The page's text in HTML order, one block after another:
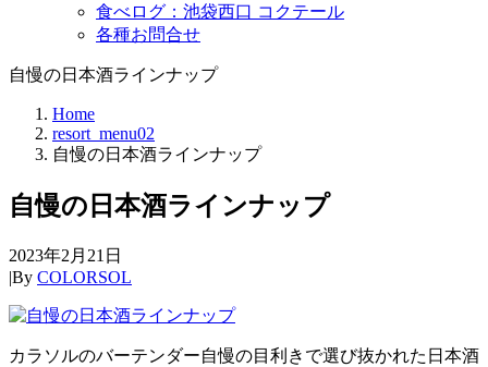
食べログ：池袋西口 コクテール
各種お問合せ
自慢の日本酒ラインナップ
Home
resort_menu02
自慢の日本酒ラインナップ
自慢の日本酒ラインナップ
2023年2月21日
|By COLORSOL
カラソルのバーテンダー自慢の目利きで選び抜かれた日本酒